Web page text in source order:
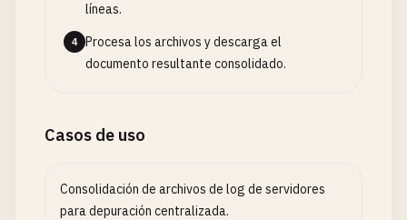
líneas.
4
Procesa los archivos y descarga el
documento resultante consolidado.
Casos de uso
Consolidación de archivos de log de servidores
para depuración centralizada.